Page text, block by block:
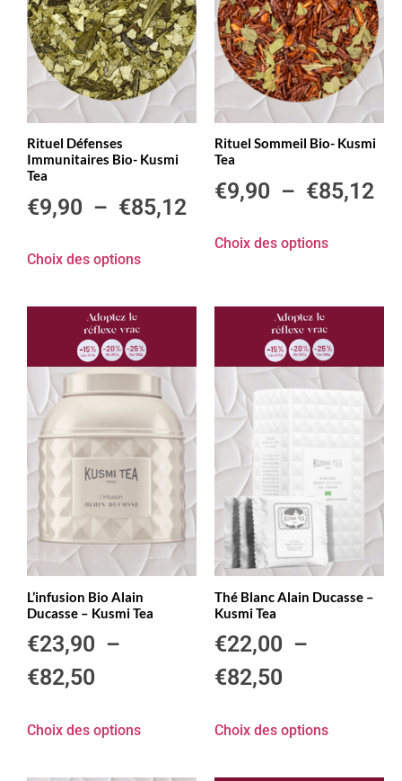
Rituel Défenses
Immunitaires Bio- Kusmi
Tea
€9,90 – €85,12
Choix des options
Rituel Sommeil Bio- Kusmi
Tea
€9,90 – €85,12
Choix des options
L’infusion Bio Alain
Ducasse – Kusmi Tea
€23,90 –
€82,50
Choix des options
Thé Blanc Alain Ducasse –
Kusmi Tea
€22,00 –
€82,50
Choix des options